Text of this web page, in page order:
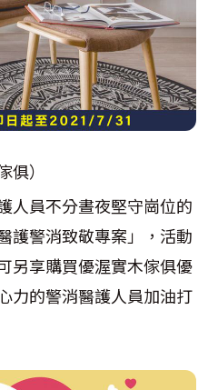
俱）
人員不分晝夜堅守崗位的
護警消致敬專案」，活動
另享購買優渥實木傢俱優
力的警消醫護人員加油打